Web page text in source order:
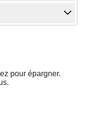
pour épargner.